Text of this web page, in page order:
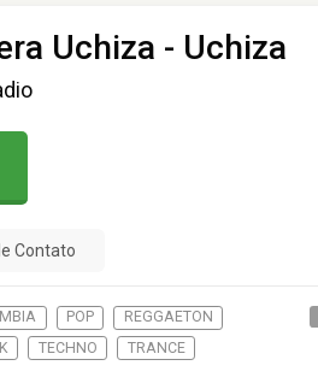
Uchiza - Uchiza
Contato
POP
REGGAETON
TECHNO TRANCE